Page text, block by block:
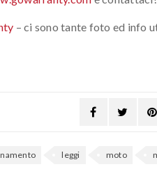
– ci sono tante foto ed info
leggi moto